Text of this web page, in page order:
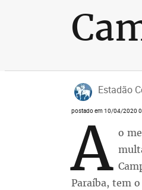
Estadão
postado em 10/04/2020
A o
Paraíba, tem